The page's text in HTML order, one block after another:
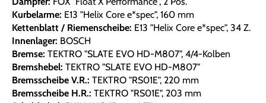
Kurbelarme: E13 "Helix Core e*spec", 160 mm
Kettenblatt / Riemenscheibe: E13 "Helix Core e*spec", 34 Z.
Innenlager: BOSCH
Bremse: TEKTRO "SLATE EVO HD-M807", 4/4-Kolben
Bremshebel: TEKTRO "SLATE EVO HD-M807"
Bremsscheibe V.R.: TEKTRO "RS01E", 220 mm
Bremsscheibe H.R.: TEKTRO "RS01E", 203 mm